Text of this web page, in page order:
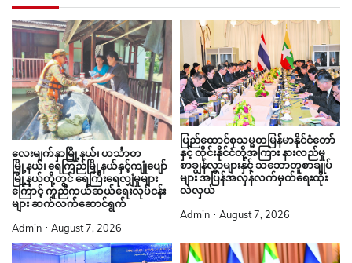
လေးမျက်နှာမြို့နယ်၊ ဟင်္သာတ
မြို့နယ်၊ ရေကြည်မြို့နယ်နှင့်ကျုံပျော်
မြို့နယ်တို့တွင် ရေကြီးရေလျှံမှုများ
ကြောင့် ကူညီကယ်ဆယ်ရေးလုပ်ငန်း
များ ဆက်လက်ဆောင်ရွက်
Admin August 7, 2026
ပြည်ထောင်စုသမ္မတမြန်မာနိုင်ငံတော်
နှင့် ထိုင်းနိုင်ငံတို့အကြား နားလည်မှု
စာချွန်လွှာများနှင့် သဘောတူစာချုပ်
များ အပြန်အလှန်လက်မှတ်ရေးထိုး
လဲလှယ်
Admin August 7, 2026